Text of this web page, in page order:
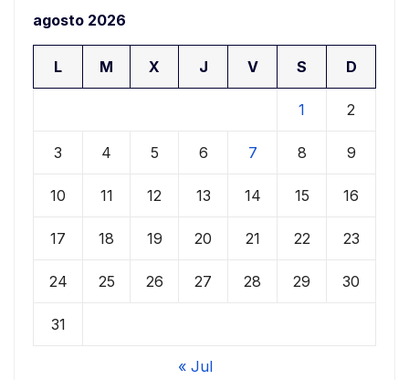
agosto 2026
L M X J V S D
1 2
3 4 5 6 7 8 9
10 11 12 13 14 15 16
17 18 19 20 21 22 23
24 25 26 27 28 29 30
31
« Jul